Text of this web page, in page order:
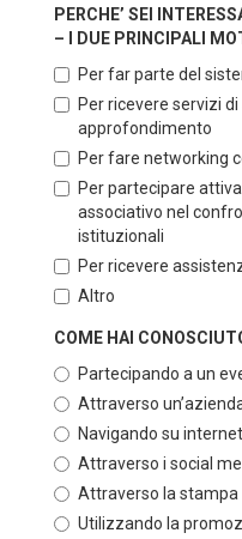
PERCHE’ SEI
– I DUE PRINCIPALI
Per far parte del
Per ricevere servizi
approfondimento
Per fare networking
Per partecipare
associativo nel
istituzionali
Per ricevere
Altro
COME HAI
Partecipando a un
Attraverso
Navigando su internet
Attraverso i social
Attraverso la stampa
Utilizzando la